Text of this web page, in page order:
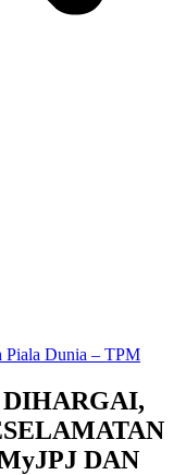
Piala Dunia – TPM
DAN